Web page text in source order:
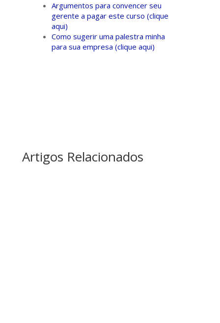
Argumentos para convencer seu
gerente a pagar este curso (clique
aqui)
Como sugerir uma palestra minha
para sua empresa (clique aqui)
Artigos Relacionados